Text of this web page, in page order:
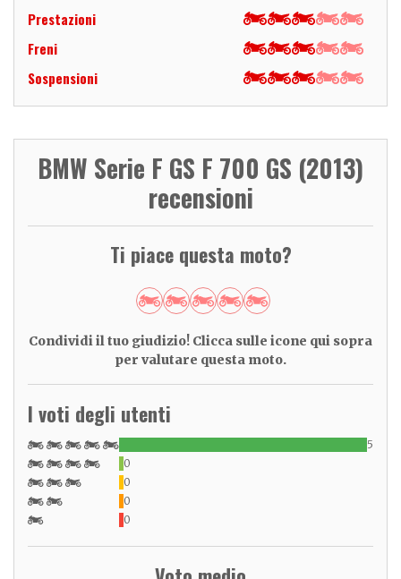
Prestazioni
Freni
Sospensioni
BMW Serie F GS F 700 GS (2013)
recensioni
Ti piace questa moto?
Condividi il tuo giudizio! Clicca sulle icone qui sopra
per valutare questa moto.
I voti degli utenti
5
0
0
0
0